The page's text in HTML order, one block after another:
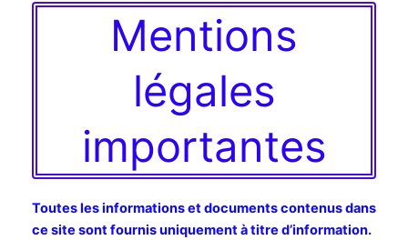
Mentions
légales
importantes
Toutes les informations et documents contenus dans
ce site sont fournis uniquement à titre d’information.